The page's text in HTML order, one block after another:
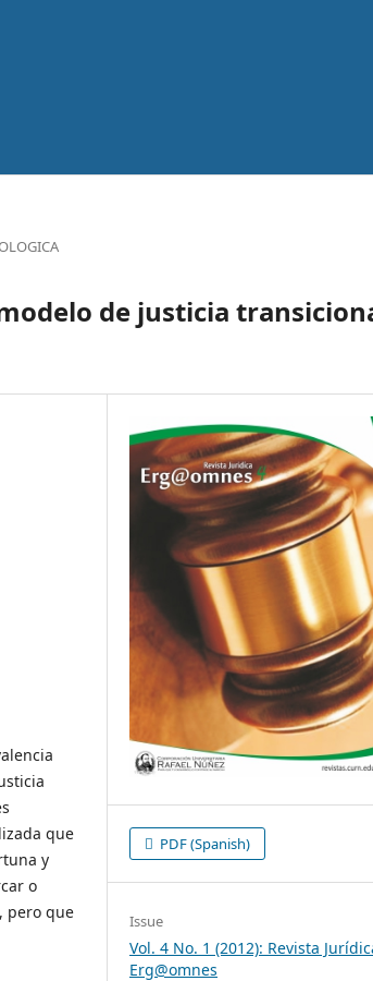
de justicia
que
y
o
pero que
PDF (Spanish)
Issue
Vol. 4 No. 1 (2012): Revista
Erg@omnes